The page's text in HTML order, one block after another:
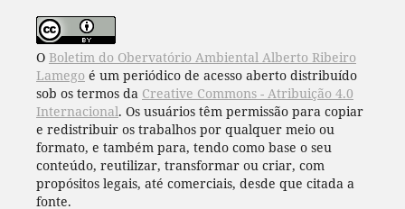
O Boletim do Obervatório Ambiental Alberto Ribeiro
Lamego é um periódico de acesso aberto distribuído
sob os termos da Creative Commons - Atribuição 4.0
Internacional. Os usuários têm permissão para copiar
e redistribuir os trabalhos por qualquer meio ou
formato, e também para, tendo como base o seu
conteúdo, reutilizar, transformar ou criar, com
propósitos legais, até comerciais, desde que citada a
fonte.